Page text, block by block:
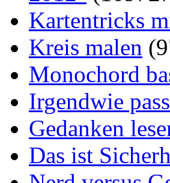
Kartentricks
Kreis malen
Monochord
Irgendwie
Gedanken
Das ist